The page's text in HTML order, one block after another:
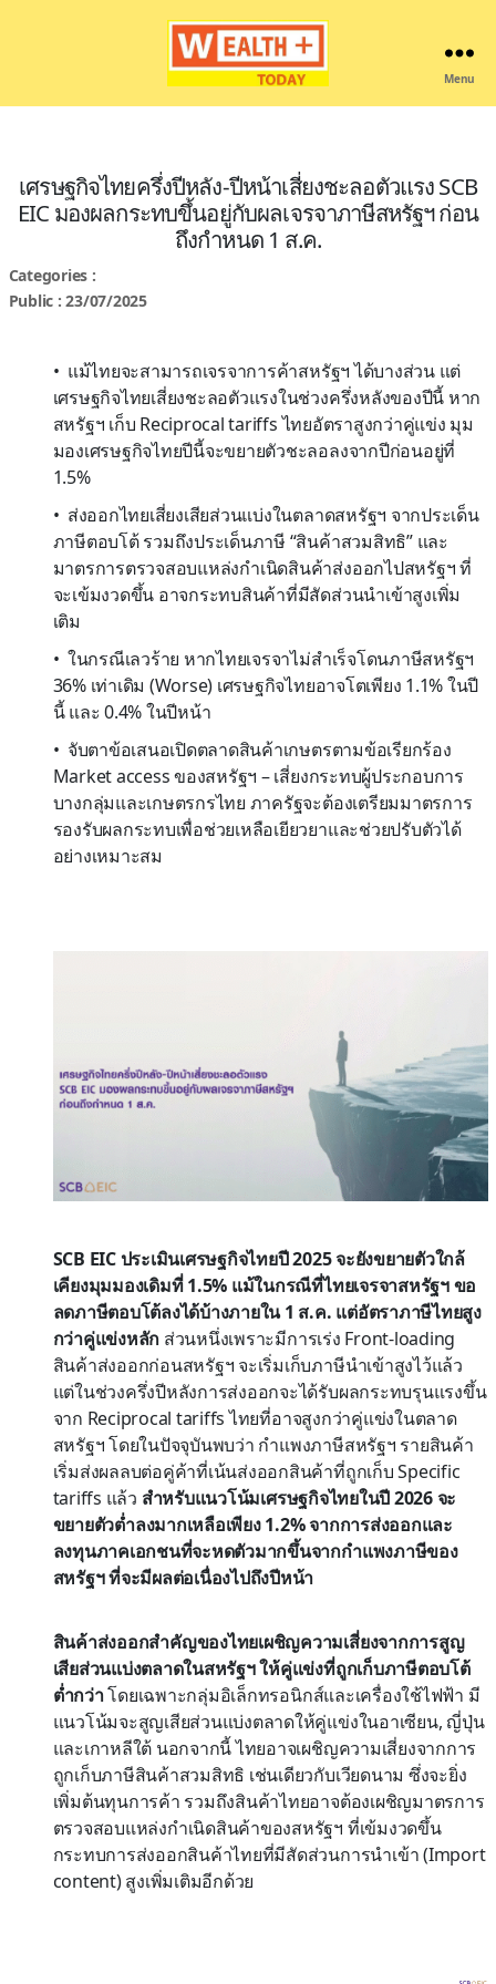
Menu
เศรษฐกิจไทยครึ่งปีหลัง-ปีหน้าเสี่ยงชะลอตัวแรง SCB
EIC มองผลกระทบขึ้นอยู่กับผลเจรจาภาษีสหรัฐฯ ก่อน
ถึงกำหนด 1 ส.ค.
Categories :
Public : 23/07/2025
• แม้ไทยจะสามารถเจรจาการค้าสหรัฐฯ ได้บางส่วน แต่
เศรษฐกิจไทยเสี่ยงชะลอตัวแรงในช่วงครึ่งหลังของปีนี้ หาก
สหรัฐฯ เก็บ Reciprocal tariffs ไทยอัตราสูงกว่าคู่แข่ง มุม
มองเศรษฐกิจไทยปีนี้จะขยายตัวชะลอลงจากปีก่อนอยู่ที่
1.5%
• ส่งออกไทยเสี่ยงเสียส่วนแบ่งในตลาดสหรัฐฯ จากประเด็น
ภาษีตอบโต้ รวมถึงประเด็นภาษี “สินค้าสวมสิทธิ” และ
มาตรการตรวจสอบแหล่งกำเนิดสินค้าส่งออกไปสหรัฐฯ ที่
จะเข้มงวดขึ้น อาจกระทบสินค้าที่มีสัดส่วนนำเข้าสูงเพิ่ม
เติม
• ในกรณีเลวร้าย หากไทยเจรจาไม่สำเร็จโดนภาษีสหรัฐฯ
36% เท่าเดิม (Worse) เศรษฐกิจไทยอาจโตเพียง 1.1% ในปี
นี้ และ 0.4% ในปีหน้า
• จับตาข้อเสนอเปิดตลาดสินค้าเกษตรตามข้อเรียกร้อง
Market access ของสหรัฐฯ – เสี่ยงกระทบผู้ประกอบการ
บางกลุ่มและเกษตรกรไทย ภาครัฐจะต้องเตรียมมาตรการ
รองรับผลกระทบเพื่อช่วยเหลือเยียวยาและช่วยปรับตัวได้
อย่างเหมาะสม
SCB EIC ประเมินเศรษฐกิจไทยปี 2025 จะยังขยายตัวใกล้
เคียงมุมมองเดิมที่ 1.5% แม้ในกรณีที่ไทยเจรจาสหรัฐฯ ขอ
ลดภาษีตอบโต้ลงได้บ้างภายใน 1 ส.ค. แต่อัตราภาษีไทยสูง
กว่าคู่แข่งหลัก ส่วนหนึ่งเพราะมีการเร่ง Front-loading
สินค้าส่งออกก่อนสหรัฐฯ จะเริ่มเก็บภาษีนำเข้าสูงไว้แล้ว
แต่ในช่วงครึ่งปีหลังการส่งออกจะได้รับผลกระทบรุนแรงขึ้น
จาก Reciprocal tariffs ไทยที่อาจสูงกว่าคู่แข่งในตลาด
สหรัฐฯ โดยในปัจจุบันพบว่า กำแพงภาษีสหรัฐฯ รายสินค้า
เริ่มส่งผลลบต่อคู่ค้าที่เน้นส่งออกสินค้าที่ถูกเก็บ Specific
tariffs แล้ว สำหรับแนวโน้มเศรษฐกิจไทยในปี 2026 จะ
ขยายตัวต่ำลงมากเหลือเพียง 1.2% จากการส่งออกและ
ลงทุนภาคเอกชนที่จะหดตัวมากขึ้นจากกำแพงภาษีของ
สหรัฐฯ ที่จะมีผลต่อเนื่องไปถึงปีหน้า
สินค้าส่งออกสำคัญของไทยเผชิญความเสี่ยงจากการสูญ
เสียส่วนแบ่งตลาดในสหรัฐฯ ให้คู่แข่งที่ถูกเก็บภาษีตอบโต้
ต่ำกว่าโดยเฉพาะกลุ่มอิเล็กทรอนิกส์และเครื่องใช้ไฟฟ้า มี
แนวโน้มจะสูญเสียส่วนแบ่งตลาดให้คู่แข่งในอาเซียน, ญี่ปุ่น
และเกาหลีใต้ นอกจากนี้ ไทยอาจเผชิญความเสี่ยงจากการ
ถูกเก็บภาษีสินค้าสวมสิทธิ เช่นเดียวกับเวียดนาม ซึ่งจะยิ่ง
เพิ่มต้นทุนการค้า รวมถึงสินค้าไทยอาจต้องเผชิญมาตรการ
ตรวจสอบแหล่งกำเนิดสินค้าของสหรัฐฯ ที่เข้มงวดขึ้น
กระทบการส่งออกสินค้าไทยที่มีสัดส่วนการนำเข้า (Import
content) สูงเพิ่มเติมอีกด้วย